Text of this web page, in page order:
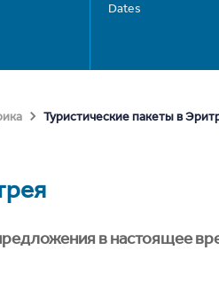
Dates
Туристические пакеты в
в настоящее